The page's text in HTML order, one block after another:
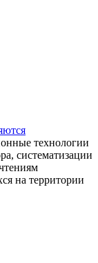
технологии
систематизации
на территории